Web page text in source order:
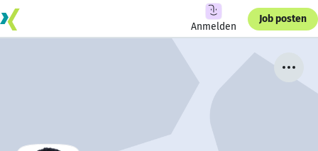
Anmelden
Job posten